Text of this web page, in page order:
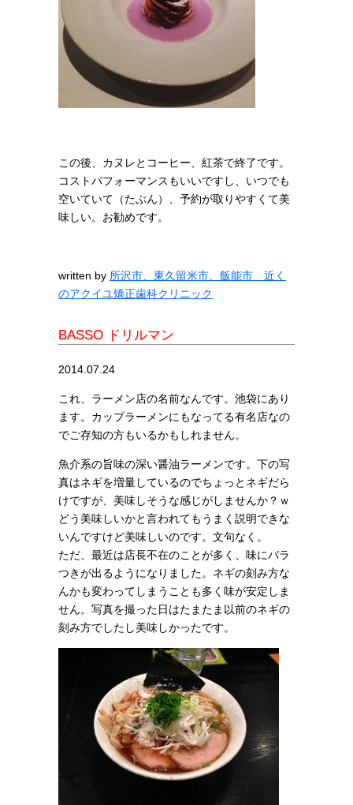
この後、カヌレとコーヒー、紅茶で終了です。
コストパフォーマンスもいいですし、いつでも
空いていて（たぶん）、予約が取りやすくて美
味しい。お勧めです。
written by 所沢市、東久留米市、飯能市 近く
のアクイユ矯正歯科クリニック
BASSO ドリルマン
2014.07.24
これ、ラーメン店の名前なんです。池袋にあり
ます。カップラーメンにもなってる有名店なの
でご存知の方もいるかもしれません。
魚介系の旨味の深い醤油ラーメンです。下の写
真はネギを増量しているのでちょっとネギだら
けですが、美味しそうな感じがしませんか？ｗ
どう美味しいかと言われてもうまく説明できな
いんですけど美味しいのです。文句なく。
ただ、最近は店長不在のことが多く、味にバラ
つきが出るようになりました。ネギの刻み方な
んかも変わってしまうことも多く味が安定しま
せん。写真を撮った日はたまたま以前のネギの
刻み方でしたし美味しかったです。